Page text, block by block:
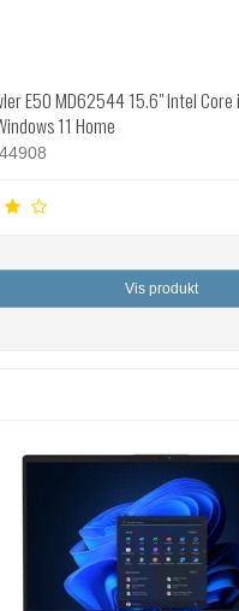
E50 MD62544 15.6" Intel
11 Home
Vis produkt